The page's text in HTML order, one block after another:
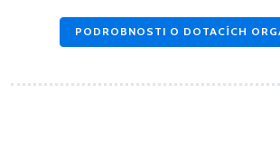
PODROBNOSTI O DOTACÍCH